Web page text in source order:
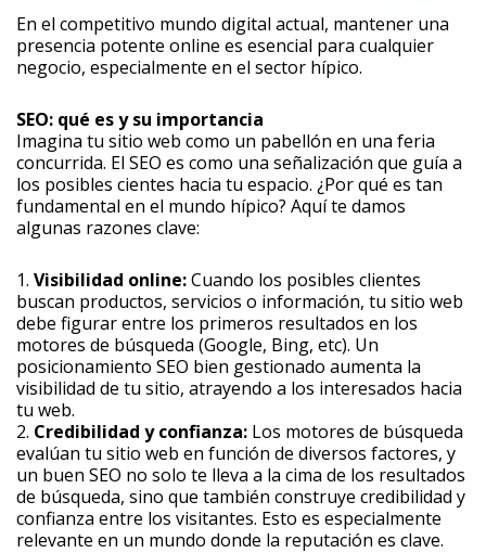
En el competitivo mundo digital actual, mantener una
presencia potente online es esencial para cualquier
negocio, especialmente en el sector hípico.
SEO: qué es y su importancia
Imagina tu sitio web como un pabellón en una feria
concurrida. El SEO es como una señalización que guía a
los posibles cientes hacia tu espacio. ¿Por qué es tan
fundamental en el mundo hípico? Aquí te damos
algunas razones clave:
1. Visibilidad online:Cuando los posibles clientes
buscan productos, servicios o información, tu sitio web
debe figurar entre los primeros resultados en los
motores de búsqueda (Google, Bing, etc). Un
posicionamiento SEO bien gestionado aumenta la
visibilidad de tu sitio, atrayendo a los interesados hacia
tu web.
2. Credibilidad y confianza: Los motores de búsqueda
evalúan tu sitio web en función de diversos factores, y
un buen SEO no solo te lleva a la cima de los resultados
de búsqueda, sino que también construye credibilidad y
confianza entre los visitantes. Esto es especialmente
relevante en un mundo donde la reputación es clave.